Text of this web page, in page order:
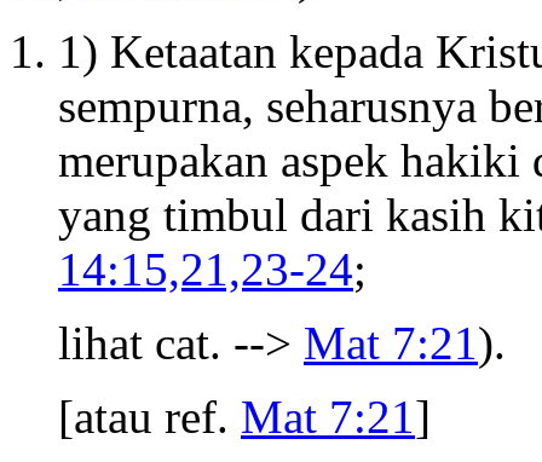
1) Ketaatan kepada
sempurna, seharusnya
merupakan aspek hakiki
yang timbul dari kasih
14:15,21,23-24;
lihat cat. --> Mat 7:21).
[atau ref. Mat 7:21]